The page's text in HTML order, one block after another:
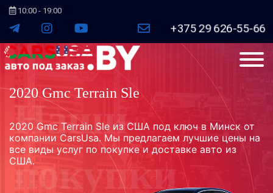
10:00 - 19:00
+375 29 626-55-66
2020 Gmc Terrain Sle
2020 Gmc Terrain Sle из США под ключ в Минск от
компании CarsUsa. Мы предлагаем лучшие цены на
все виды услуг по покупке и доставке авто из
США.